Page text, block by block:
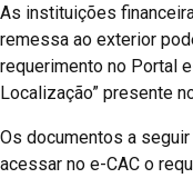
As instituições
remessa ao exterior
requerimento no Portal
Localização” presente
Os documentos a
acessar no e-CAC o